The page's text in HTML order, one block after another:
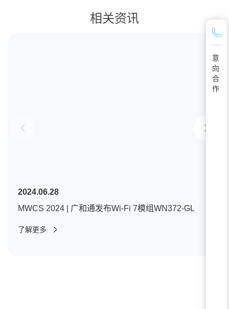
相关资讯
2024.06.28
MWCS 2024 | 广和通发布Wi-Fi 7模组WN372-GL
了解更多
意
向
合
作